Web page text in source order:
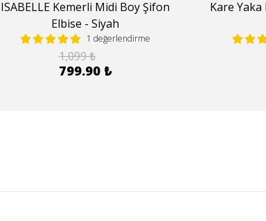
ISABELLE Kemerli Midi Boy Şifon
Elbise - Siyah
1 değerlendirme
1,099 ₺
799.90 ₺
Kare Yaka